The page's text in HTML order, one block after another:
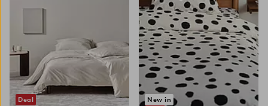
Deal
New in